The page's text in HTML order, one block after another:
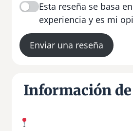
Esta reseña se basa
experiencia y es mi
Enviar una reseña
Información